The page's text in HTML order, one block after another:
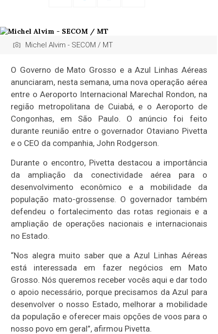
Michel Alvim - SECOM / MT
O Governo de Mato Grosso e a Azul Linhas Aéreas
anunciaram, nesta semana, uma nova operação aérea
entre o Aeroporto Internacional Marechal Rondon, na
região metropolitana de Cuiabá, e o Aeroporto de
Congonhas, em São Paulo. O anúncio foi feito
durante reunião entre o governador Otaviano Pivetta
e o CEO da companhia, John Rodgerson.
Durante o encontro, Pivetta destacou a importância
da ampliação da conectividade aérea para o
desenvolvimento econômico e a mobilidade da
população mato-grossense. O governador também
defendeu o fortalecimento das rotas regionais e a
ampliação de operações nacionais e internacionais
no Estado.
“Nos alegra muito saber que a Azul Linhas Aéreas
está interessada em fazer negócios em Mato
Grosso. Nós queremos receber vocês aqui e dar todo
o apoio necessário, porque precisamos da Azul para
desenvolver o nosso Estado, melhorar a mobilidade
da população e oferecer mais opções de voos para o
nosso povo em geral”, afirmou Pivetta.